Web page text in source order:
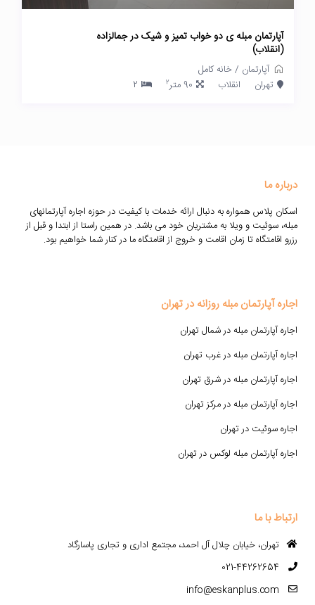
آپارتمان مبله ی دو خواب تمیز و شیک در جمالزاده
(انقلاب)
آپارتمان /خانه کامل
تهران
انقلاب 90 متر 2
2
درباره ما
اسکان پلاس همواره به دنبال ارائه خدمات با کیفیت در حوزه اجاره آپارتمانهای
مبله، سوئیت و ویلا به مشتریان خود می باشد. در همین راستا از ابتدا و قبل از
رزرو اقامتگاه تا زمان اقامت و خروج از اقامتگاه ما در کنار شما خواهیم بود.
اجاره آپارتمان مبله روزانه در تهران
اجاره آپارتمان مبله در شمال تهران
اجاره آپارتمان مبله در غرب تهران
اجاره آپارتمان مبله در شرق تهران
اجاره آپارتمان مبله در مرکز تهران
اجاره سوئیت در تهران
اجاره آپارتمان مبله لوکس در تهران
ارتباط با ما
تهران، خیابان چلال آل احمد، مجتمع اداری و تجاری پاسارگاد
021-44262654
info@eskanplus.com